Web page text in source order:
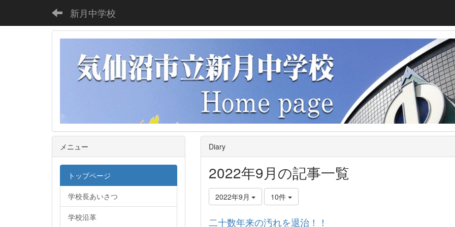
新月中学校
Diary
2022年9月の記事一覧
2022年9月 10件
二十数年来の汚れを退治！！
メニュー
トップページ
学校長あいさつ
学校沿革